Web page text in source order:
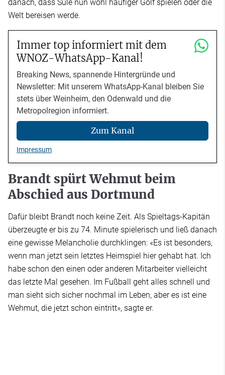
danach, dass Süle nun wohl häufiger Golf spielen oder die
Welt bereisen werde.
Immer top informiert mit dem
WNOZ-WhatsApp-Kanal!
Breaking News, spannende Hintergründe und
Newsletter: Mit unserem WhatsApp-Kanal bleiben Sie
stets über Weinheim, den Odenwald und die
Metropolregion informiert.
Zum Kanal
Impressum
Brandt spürt Wehmut beim
Abschied aus Dortmund
Dafür bleibt Brandt noch keine Zeit. Als Spieltags-Kapitän
überzeugte er bis zu 74. Minute spielerisch und ließ danach
eine gewisse Melancholie durchklingen: «Es ist besonders,
wenn man jetzt sein letztes Heimspiel hier gehabt hat. Ich
habe schon den einen oder anderen Mitarbeiter vielleicht
das letzte Mal gesehen. Im Fußball geht alles schnell und
man sieht sich sicher nochmal im Leben, aber es ist eine
Wehmut, die jetzt schon eintritt», sagte er.